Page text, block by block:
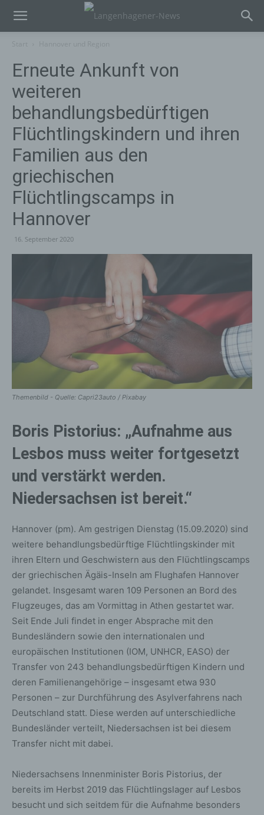
Erneute Ankunft von
weiteren
behandlungsbedürftigen
Flüchtlingskindern und ihren
Familien aus den
griechischen
Flüchtlingscamps in
Hannover
16. September 2020
Themenbild - Quelle: Capri23auto / Pixabay
Boris Pistorius: „Aufnahme aus
Lesbos muss weiter fortgesetzt
und verstärkt werden.
Niedersachsen ist bereit.“
Hannover (pm). Am gestrigen Dienstag (15.09.2020) sind
weitere behandlungsbedürftige Flüchtlingskinder mit
ihren Eltern und Geschwistern aus den Flüchtlingscamps
der griechischen Ägäis-Inseln am Flughafen Hannover
gelandet. Insgesamt waren 109 Personen an Bord des
Flugzeuges, das am Vormittag in Athen gestartet war.
Seit Ende Juli findet in enger Absprache mit den
Bundesländern sowie den internationalen und
europäischen Institutionen (IOM, UNHCR, EASO) der
Transfer von 243 behandlungsbedürftigen Kindern und
deren Familienangehörige – insgesamt etwa 930
Personen – zur Durchführung des Asylverfahrens nach
Deutschland statt. Diese werden auf unterschiedliche
Bundesländer verteilt, Niedersachsen ist bei diesem
Transfer nicht mit dabei.
Niedersachsens Innenminister Boris Pistorius, der
bereits im Herbst 2019 das Flüchtlingslager auf Lesbos
besucht und sich seitdem für die Aufnahme besonders